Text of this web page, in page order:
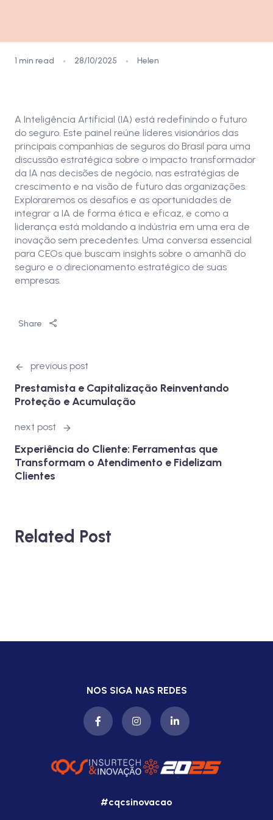
1 min read 28/10/2025 Helen
A Inteligência Artificial (IA) está redefinindo o futuro
do seguro. Este painel reúne líderes visionários das
principais companhias de seguros do Brasil para uma
discussão estratégica sobre o impacto transformador
da IA nas decisões de negócio, nas estratégias de
crescimento e na visão de futuro das organizações.
Exploraremos os desafios e as oportunidades de
integrar a IA de forma ética e eficaz, e como a
liderança está moldando a indústria em uma era de
inovação sem precedentes. Uma conversa essencial
para CEOs que buscam insights sobre o amanhã do
seguro e o direcionamento estratégico de suas
empresas.
Share
previous post
Prestamista e Capitalização Reinventando
Proteção e Acumulação
next post
Experiência do Cliente: Ferramentas que
Transformam o Atendimento e Fidelizam
Clientes
Related Post
NOS SIGA NAS REDES
#cqcsinovacao